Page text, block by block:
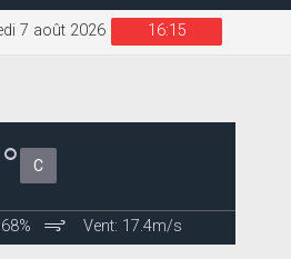
16:15
7 août 2026
C
Vent: 17.4m/s